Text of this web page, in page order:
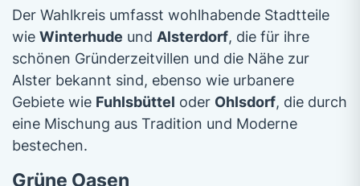
Der Wahlkreis umfasst wohlhabende Stadtteile
wie Winterhude und Alsterdorf, die für ihre
schönen Gründerzeitvillen und die Nähe zur
Alster bekannt sind, ebenso wie urbanere
Gebiete wie Fuhlsbüttel oder Ohlsdorf, die durch
eine Mischung aus Tradition und Moderne
bestechen.
Grüne Oasen